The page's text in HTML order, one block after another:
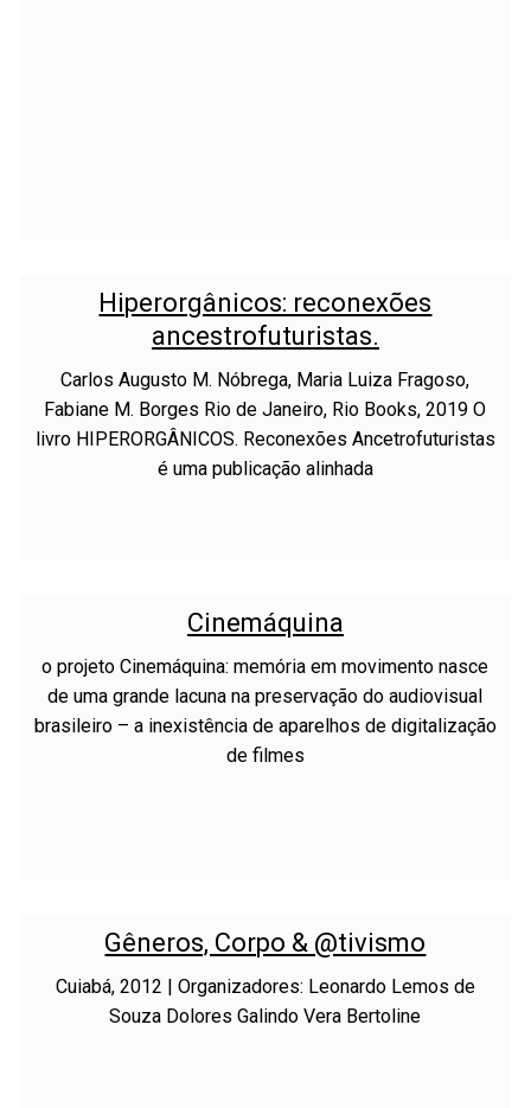
Hiperorgânicos: reconexões
ancestrofuturistas.
Carlos Augusto M. Nóbrega, Maria Luiza Fragoso,
Fabiane M. Borges Rio de Janeiro, Rio Books, 2019 O
livro HIPERORGÂNICOS. Reconexões Ancetrofuturistas
é uma publicação alinhada
Cinemáquina
o projeto Cinemáquina: memória em movimento nasce
de uma grande lacuna na preservação do audiovisual
brasileiro – a inexistência de aparelhos de digitalização
de filmes
Gêneros, Corpo & @tivismo
Cuiabá, 2012 | Organizadores: Leonardo Lemos de
Souza Dolores Galindo Vera Bertoline